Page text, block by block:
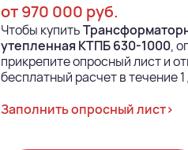
от 970 000 руб.
Чтобы купить
утепленная КТПБ 630-1000,
прикрепите опросный лист и
бесплатный расчет в течение 1
Заполнить опросный лист>